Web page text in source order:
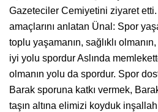
Gazeteciler Cemiyetini ziyaret
amaçlarını anlatan Ünal: Spor
toplu yaşamanın, sağlıklı
iyi yolu spordur Aslında
olmanın yolu da spordur. Spor
Barak sporuna katkı vermek,
taşın altına elimizi koyduk